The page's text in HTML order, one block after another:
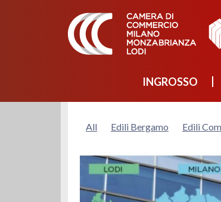
INGROSSO
All Edili Bergamo Edili